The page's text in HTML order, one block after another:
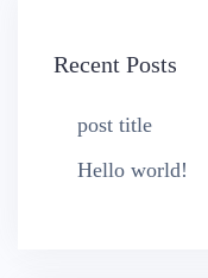
Recent Posts
post title
Hello world!